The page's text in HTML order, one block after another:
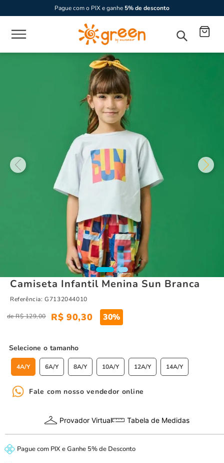
Pague com o PIX e ganhe 5% de desconto
Camiseta Infantil Menina Sun Branca
Referência:G7132044010
R$ 129,00 R$ 90,30 30%
tamanho
4A/Y 6A/Y 8A/Y 10A/Y 12A/Y 14A/Y
Fale com nosso vendedor online
Provador Virtual Tabela de Medidas
Pague com PIX eGanhe 5% de Desconto